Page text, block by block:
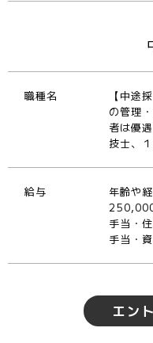
職種名
【中途
の管理
者は優
技士、
給与
年齢や
手当・
手当・
エン